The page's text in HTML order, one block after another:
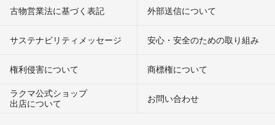
古物営業法に基づく表記 外部送信について
サステナビリティメッセージ 安心・安全のための取り組み
権利侵害について
商標権について
ラクマ公式ショップ
出店について
お問い合わせ